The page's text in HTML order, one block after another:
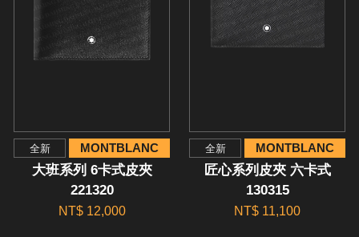
全新 MONTBLANC
大班系列 6卡式皮夾
221320
NT$ 12,000
全新 MONTBLANC
匠心系列皮夾 六卡式
130315
NT$ 11,100